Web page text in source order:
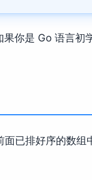
你是 Go 语言初
已排好序的数